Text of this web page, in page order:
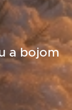
a bojom